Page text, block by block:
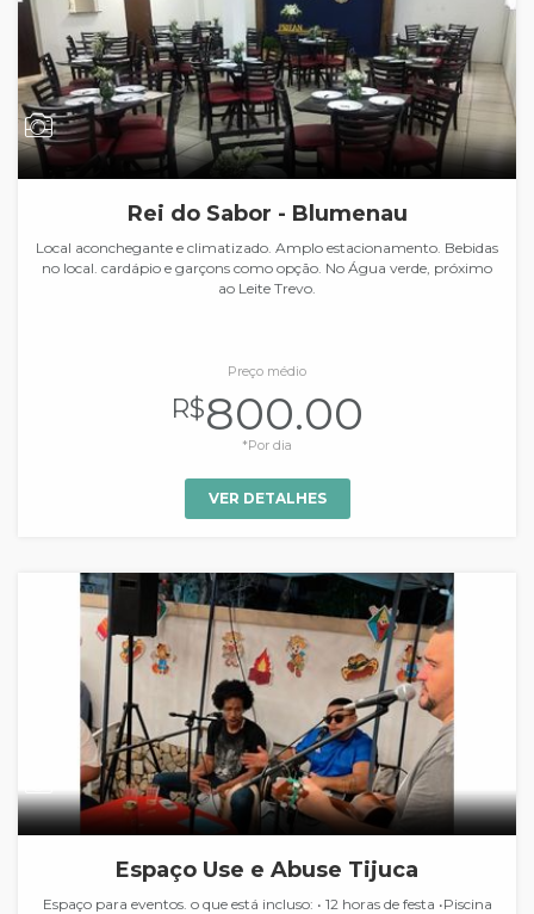
Rei do Sabor - Blumenau
Local aconchegante e climatizado. Amplo estacionamento. Bebidas
no local. cardápio e garçons como opção. No Água verde, próximo
ao Leite Trevo.
Preço médio
R$800.00
*Por dia
VER DETALHES
Espaço Use e Abuse Tijuca
Espaço para eventos. o que está incluso: • 12 horas de festa •Piscina